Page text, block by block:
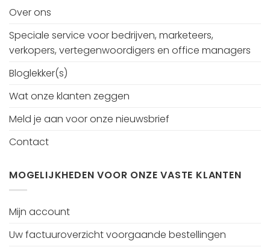
Over ons
Speciale service voor bedrijven, marketeers,
verkopers, vertegenwoordigers en office managers
Bloglekker(s)
Wat onze klanten zeggen
Meld je aan voor onze nieuwsbrief
Contact
MOGELIJKHEDEN VOOR ONZE VASTE KLANTEN
Mijn account
Uw factuuroverzicht voorgaande bestellingen